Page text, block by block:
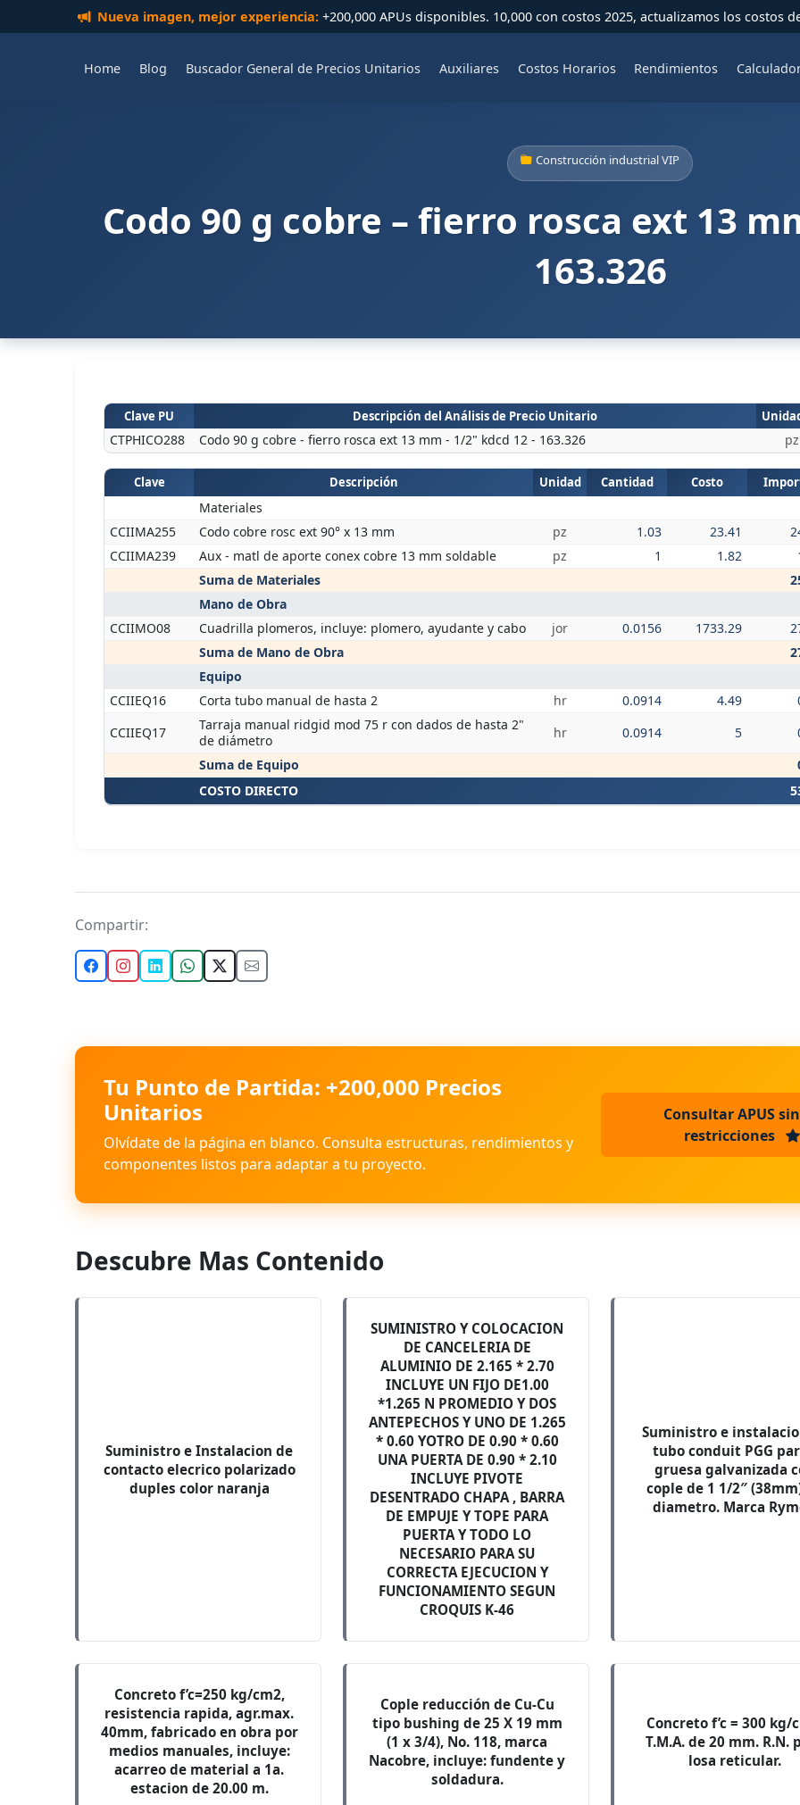
Nueva imagen, mejor experiencia:+200,000 APUs disponibles. 10,000 con costos 2025, actualizamos los costos
Home Blog Buscador General de Precios Unitarios Auxiliares Costos Horarios Rendimientos
Construcción industrial VIP
Codo 90 g cobre – fierro rosca ext 13
163.326
Clave PU Descripción del Análisis de Precio Unitario
CTPHICO288 Codo 90 g cobre - fierro rosca ext 13 mm - 1/2" kdcd 12 - 163.326 pz
Clave Descripción Unidad Cantidad Costo
Materiales
CCIIMA255
Codo cobre rosc ext 90° x 13 mm pz 1.03 23.41
CCIIMA239
Aux - matl de aporte conex cobre 13 mm soldable pz 1 1.82
Suma de Materiales
Mano de Obra
CCIIMO08
Cuadrilla plomeros, incluye: plomero, ayudante y cabo jor 0.0156 1733.29
Suma de Mano de Obra
Equipo
CCIIEQ16
Corta tubo manual de hasta 2 hr 0.0914 4.49
CCIIEQ17
Tarraja manual ridgid mod 75 r con dados de hasta 2"
de diámetro
hr 0.0914 5
Suma de Equipo
COSTO DIRECTO
Compartir:
Tu Punto de Partida: +200,000 Precios
Unitarios
Olvídate de la página en blanco. Consulta estructuras, rendimientos y
componentes listos para adaptar a tu proyecto.
Consultar APUS sin
restricciones
Descubre Mas Contenido
Suministro e Instalacion de
contacto elecrico polarizado
duples color naranja
SUMINISTRO Y COLOCACION
DE CANCELERIA DE
ALUMINIO DE 2.165 * 2.70
INCLUYE UN FIJO DE1.00
*1.265 N PROMEDIO Y DOS
ANTEPECHOS Y UNO DE 1.265
* 0.60 YOTRO DE 0.90 * 0.60
UNA PUERTA DE 0.90 * 2.10
INCLUYE PIVOTE
DESENTRADO CHAPA , BARRA
DE EMPUJE Y TOPE PARA
PUERTA Y TODO LO
NECESARIO PARA SU
CORRECTA EJECUCION Y
FUNCIONAMIENTO SEGUN
CROQUIS K-46
Suministro e
tubo conduit PGG
gruesa galvanizada
cople de 1 1/2″
diametro. Marca
Concreto f’c=250 kg/cm2,
resistencia rapida, agr.max.
40mm, fabricado en obra por
medios manuales, incluye:
acarreo de material a 1a.
estacion de 20.00 m.
Cople reducción de Cu-Cu
tipo bushing de 25 X 19 mm
(1 x 3/4), No. 118, marca
Nacobre, incluye: fundente y
soldadura.
Concreto f’c = 300 kg/
T.M.A. de 20 mm. R.N.
losa reticular.